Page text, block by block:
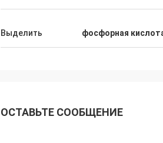
Выделить фосфорная
ОСТАВЬТЕ СООБЩЕНИЕ